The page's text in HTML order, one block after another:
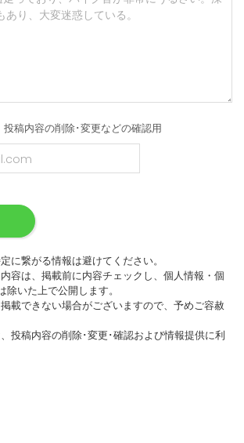
投稿内容の削除･変更などの確認用
に繋がる情報は避けてください。
容は、掲載前に内容チェックし、個人情報・個
除いた上で公開します。
載できない場合がございますので、予めご容赦
投稿内容の削除･変更･確認および情報提供に利